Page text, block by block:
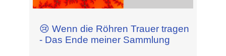
😢 Wenn die Röhren Trauer tragen
- Das Ende meiner Sammlung